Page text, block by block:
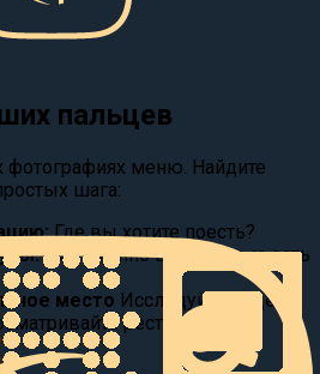
пальцев
меню. Найдите
шага:
Где вы хотите поесть?
Что именно вы хотите съесть
место Исследуйте видео
рестораны или